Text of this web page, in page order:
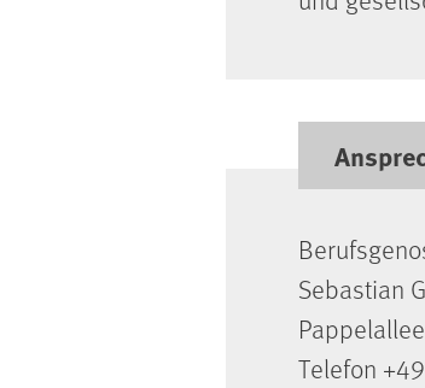
Sebastian
Telefon